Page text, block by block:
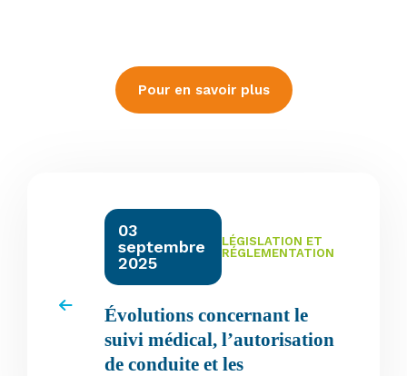
Pour en savoir plus
03
septembre
2025
LÉGISLATION ET
RÉGLEMENTATION
Évolutions concernant le
suivi médical, l’autorisation
de conduite et les